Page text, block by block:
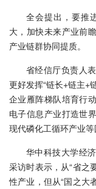
全会提出，要推
大，加快未来产业前
产业链群协同提质。
省经信厅负责人
更好发挥“链长+链主+
企业雁阵梯队培育行
电子信息产业打造世
现代磷化工循环产业等
华中科技大学经
采访时表示，从“省之
性产业，但从“国之大